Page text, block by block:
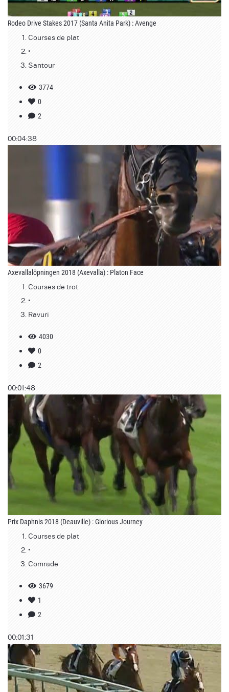
Rodeo Drive Stakes 2017 (Santa Anita Park) : Avenge
Courses de plat
•
Santour
3774
0
2
00:04:38
Axevallalöpningen 2018 (Axevalla) : Platon Face
Courses de trot
•
Ravuri
4030
0
2
00:01:48
Prix Daphnis 2018 (Deauville) : Glorious Journey
Courses de plat
•
Comrade
3679
1
2
00:01:31